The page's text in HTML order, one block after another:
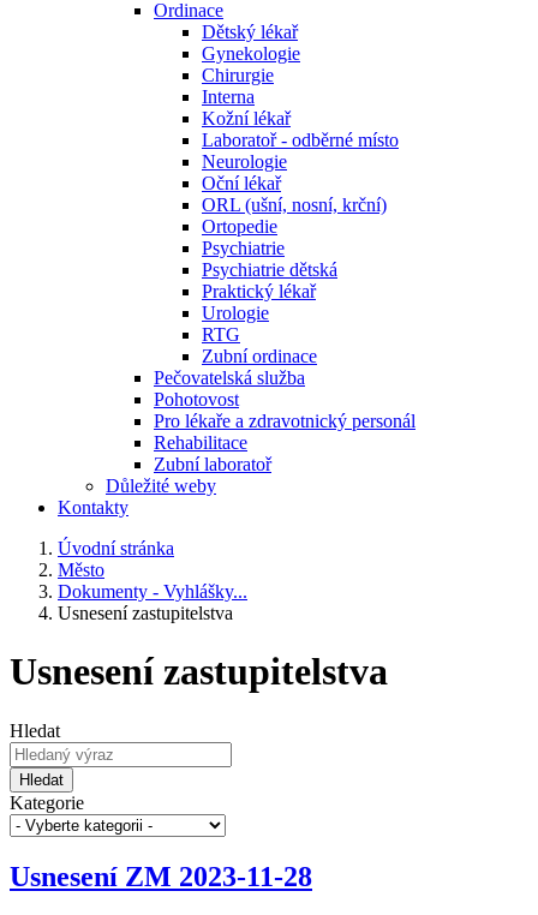
Ordinace
Dětský lékař
Gynekologie
Chirurgie
Interna
Kožní lékař
Laboratoř - odběrné místo
Neurologie
Oční lékař
ORL (ušní, nosní, krční)
Ortopedie
Psychiatrie
Psychiatrie dětská
Praktický lékař
Urologie
RTG
Zubní ordinace
Pečovatelská služba
Pohotovost
Pro lékaře a zdravotnický personál
Rehabilitace
Zubní laboratoř
Důležité weby
Kontakty
Úvodní stránka
Město
Dokumenty - Vyhlášky...
Usnesení zastupitelstva
Usnesení zastupitelstva
Hledat
Hledat
Kategorie
Usnesení ZM 2023-11-28